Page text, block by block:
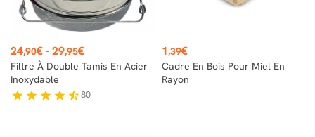
Prix
24,90€-29,95€
Filtre À Double Tamis En Acier
Inoxydable
star star star star star_half80
Prix
1,39€
Cadre En Bois Pour Miel En
Rayon